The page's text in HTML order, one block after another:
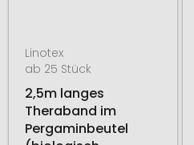
Linotex
ab 25 Stück
2,5m langes
Theraband im
Pergaminbeutel